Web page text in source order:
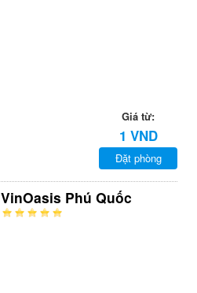
Giá từ:
1 VND
Đặt phòng
VinOasis Phú Quốc